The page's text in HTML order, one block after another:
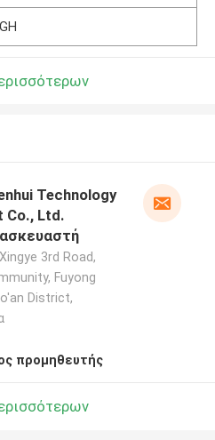
Technology
Co., Ltd.
3rd Road,
Fuyong
District,
προμηθευτής